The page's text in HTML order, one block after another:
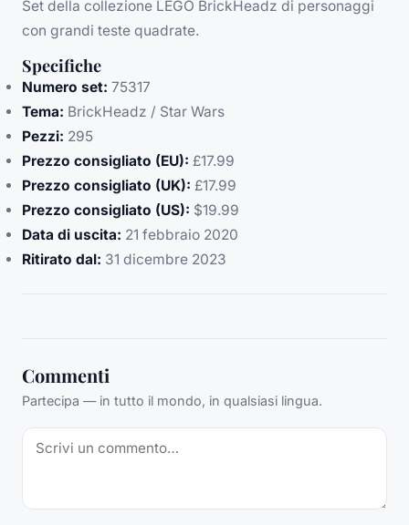
Set della collezione LEGO BrickHeadz di personaggi
con grandi teste quadrate.
Specifiche
Numero set: 75317
Tema: BrickHeadz / Star Wars
Pezzi: 295
Prezzo consigliato (EU): £17.99
Prezzo consigliato (UK): £17.99
Prezzo consigliato (US): $19.99
Data di uscita: 21 febbraio 2020
Ritirato dal: 31 dicembre 2023
Commenti
Partecipa — in tutto il mondo, in qualsiasi lingua.